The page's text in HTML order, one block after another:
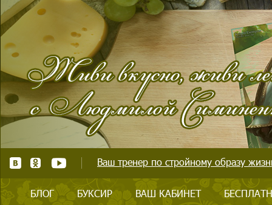
Ваш тренер по стройному образу
БЛОГ БУКСИР ВАШ КАБИНЕТ